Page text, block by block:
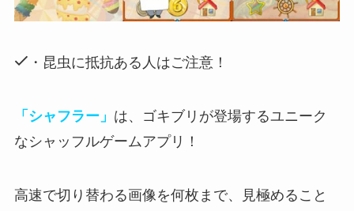
・昆虫に抵抗ある人はご注意！
「シャフラー」 は、ゴキブリが登場するユニーク
なシャッフルゲームアプリ！
高速で切り替わる画像を何枚まで、見極めること